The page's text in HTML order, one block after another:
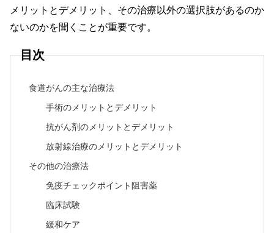
メリットとデメリット、その治療以外の選択肢があるのか
ないのかを聞くことが重要です。
目次
食道がんの主な治療法
手術のメリットとデメリット
抗がん剤のメリットとデメリット
放射線治療のメリットとデメリット
その他の治療法
免疫チェックポイント阻害薬
臨床試験
緩和ケア